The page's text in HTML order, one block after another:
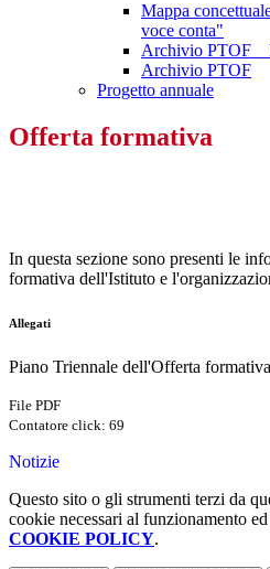
Mappa
voce conta"
Archivio PTOF _
Archivio PTOF
Progetto annuale
Offerta formativa
In questa sezione sono presenti le
formativa dell'Istituto e
Allegati
Piano Triennale dell'Offerta
File PDF
Contatore click: 69
Notizie
Questo sito o gli strumenti terzi da
cookie necessari al funzionamento
COOKIE POLICY.